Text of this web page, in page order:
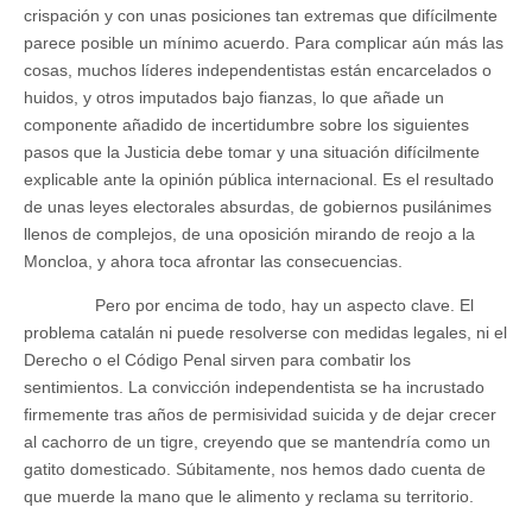
crispación y con unas posiciones tan extremas que difícilmente
parece posible un mínimo acuerdo. Para complicar aún más las
cosas, muchos líderes independentistas están encarcelados o
huidos, y otros imputados bajo fianzas, lo que añade un
componente añadido de incertidumbre sobre los siguientes
pasos que la Justicia debe tomar y una situación difícilmente
explicable ante la opinión pública internacional. Es el resultado
de unas leyes electorales absurdas, de gobiernos pusilánimes
llenos de complejos, de una oposición mirando de reojo a la
Moncloa, y ahora toca afrontar las consecuencias.
Pero por encima de todo, hay un aspecto clave. El
problema catalán ni puede resolverse con medidas legales, ni el
Derecho o el Código Penal sirven para combatir los
sentimientos. La convicción independentista se ha incrustado
firmemente tras años de permisividad suicida y de dejar crecer
al cachorro de un tigre, creyendo que se mantendría como un
gatito domesticado. Súbitamente, nos hemos dado cuenta de
que muerde la mano que le alimento y reclama su territorio.